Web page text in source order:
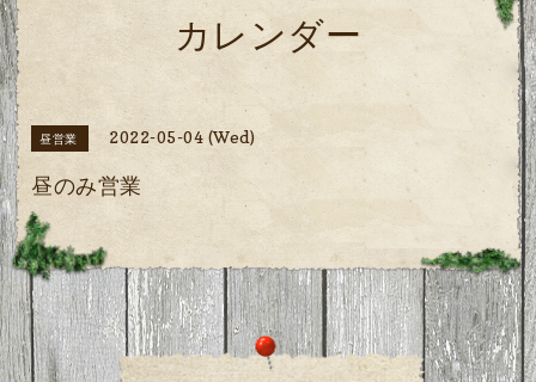
カレンダー
昼営業 2022-05-04 (Wed)
昼のみ営業